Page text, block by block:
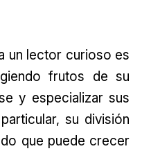
un lector curioso es
frutos de su
y especializar sus
su división
que puede crecer